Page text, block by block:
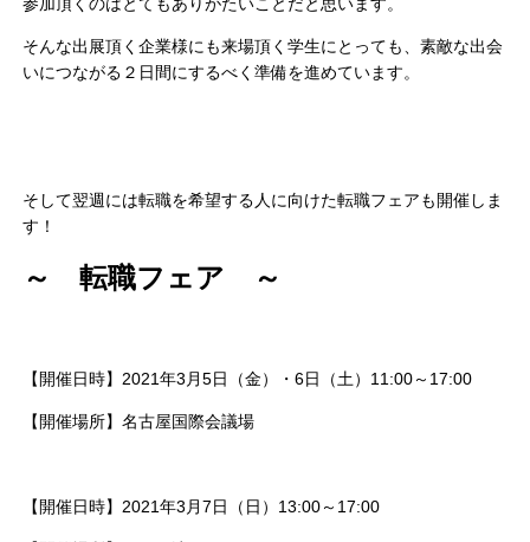
そんな出展頂く企業様にも来場頂く学生にとっても、素敵な出会
いにつながる２日間にするべく準備を進めています。
そして翌週には転職を希望する人に向けた転職フェアも開催しま
す！
～ 転職フェア ～
【開催日時】2021年3月5日（金）・6日（土）11:00～17:00
【開催場所】名古屋国際会議場
【開催日時】2021年3月7日（日）13:00～17:00